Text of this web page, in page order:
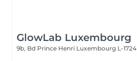
GlowLab Luxembourg
9b, Bd Prince Henri Luxembourg L-1724